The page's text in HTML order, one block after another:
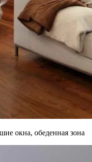
окна, обеденная зона